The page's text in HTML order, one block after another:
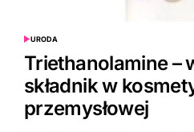
POSTED
IN
URODA
Triethanolamine –
składnik w
przemysłowej